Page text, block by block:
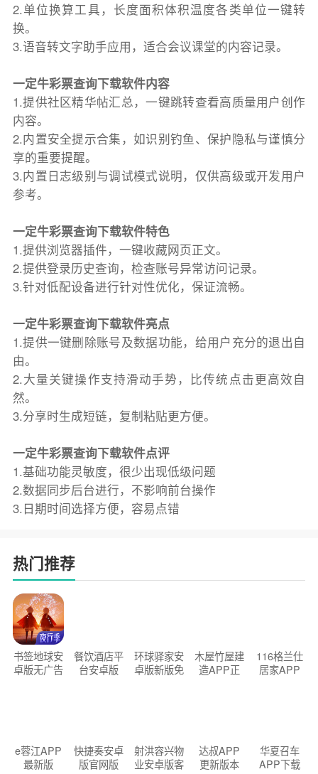
2.单位换算工具，长度面积体积温度各类单位一键转
换。
3.语音转文字助手应用，适合会议课堂的内容记录。
一定牛彩票查询下载软件内容
1.提供社区精华帖汇总，一键跳转查看高质量用户创作
内容。
2.内置安全提示合集，如识别钓鱼、保护隐私与谨慎分
享的重要提醒。
3.内置日志级别与调试模式说明，仅供高级或开发用户
参考。
一定牛彩票查询下载软件特色
1.提供浏览器插件，一键收藏网页正文。
2.提供登录历史查询，检查账号异常访问记录。
3.针对低配设备进行针对性优化，保证流畅。
一定牛彩票查询下载软件亮点
1.提供一键删除账号及数据功能，给用户充分的退出自
由。
2.大量关键操作支持滑动手势，比传统点击更高效自
然。
3.分享时生成短链，复制粘贴更方便。
一定牛彩票查询下载软件点评
1.基础功能灵敏度，很少出现低级问题
2.数据同步后台进行，不影响前台操作
3.日期时间选择方便，容易点错
热门推荐
书签地球安
卓版无广告
餐饮酒店平
台安卓版
环球驿家安
卓版新版免
木屋竹屋建
造APP正
116格兰仕
居家APP
e蓉江APP
最新版
快捷奏安卓
版官网版
射洪容兴物
业安卓版客
达叔APP
更新版本
华夏召车
APP下载